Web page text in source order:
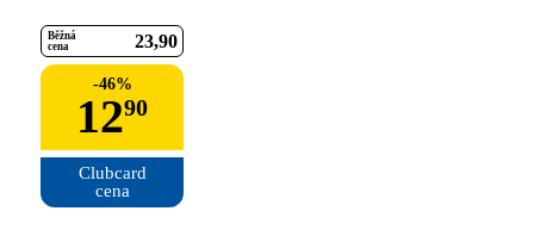
Běžná
cena
23 90
-46%
1290
Clubcard
cena